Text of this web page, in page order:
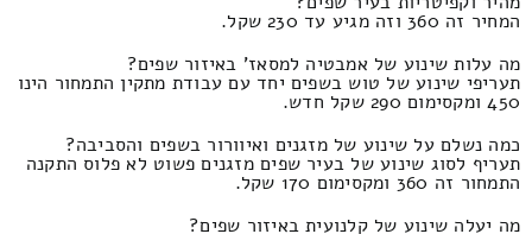
המחיר זה 360 וזה מגיע עד 230 שקל.
מה עלות שינוע של אמבטיה למסאז' באיזור שפים?
תעריפי שינוע של טוש בשפים יחד עם עבודת מתקין התמחור הינו
450 ומקסימום 290 שקל חדש.
כמה נשלם על שינוע של מזגנים ואיוורור בשפים והסביבה?
תעריף לסוג שינוע של בעיר שפים מזגנים פשוט לא פלוס התקנה
התמחור זה 360 ומקסימום 170 שקל.
מה יעלה שינוע של קלנועית באיזור שפים?